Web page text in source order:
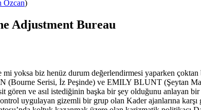
Özcan)
Adjustment Bureau
mi yoksa biz henüz durum değerlendirmesi yaparken
(Bourne Serisi, İz Peşinde) ve EMILY BLUNT (Şeytan
gören ve asıl istediğinin başka bir şey olduğunu anlayan
uygulayan gizemli bir grup olan Kader ajanlarına karşı